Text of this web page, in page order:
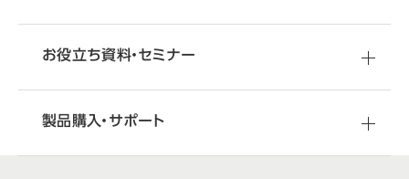
お役立ち資料・セミナー
製品購入・サポート